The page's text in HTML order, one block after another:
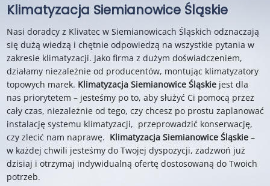
Klimatyzacja Siemianowice Śląskie
Nasi doradcy z Klivatec w Siemianowicach Śląskich odznaczają
się dużą wiedzą i chętnie odpowiedzą na wszystkie pytania w
zakresie klimatyzacji. Jako firma z dużym doświadczeniem,
działamy niezależnie od producentów, montując klimatyzatory
topowych marek. Klimatyzacja Siemianowice Śląskiejest dla
nas priorytetem – jesteśmy po to, aby służyć Ci pomocą przez
cały czas, niezależnie od tego, czy chcesz po prostu zaplanować
instalację systemu klimatyzacji, przeprowadzić konserwację,
czy zlecić nam naprawę. Klimatyzacja Siemianowice Śląskie –
w każdej chwili jesteśmy do Twojej dyspozycji, zadzwoń już
dzisiaj i otrzymaj indywidualną ofertę dostosowaną do Twoich
potrzeb.